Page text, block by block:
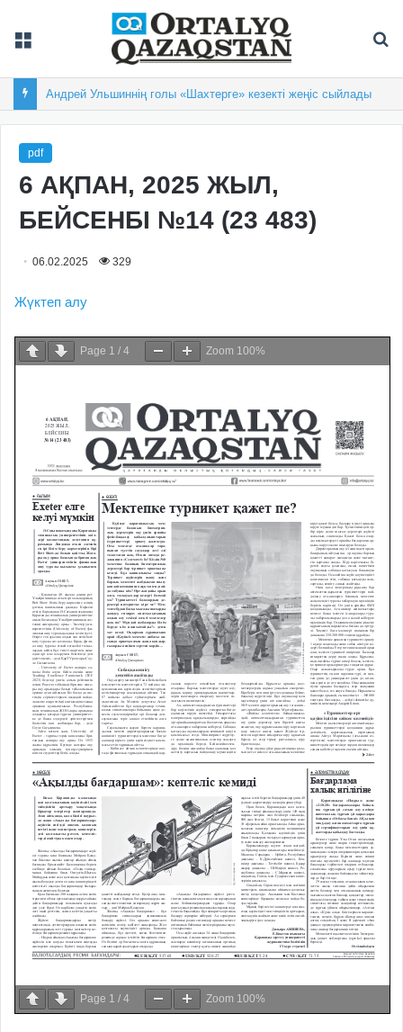
Андрей Ульшиннің голы «Шахтерге» кезекті жеңіс сыйлады
pdf
6 АҚПАН, 2025 ЖЫЛ,
БЕЙСЕНБІ №14 (23 483)
06.02.2025 329
Жүктеп алу
Page 1 / 4 Zoom 100%
Page 1 / 4 Zoom 100%